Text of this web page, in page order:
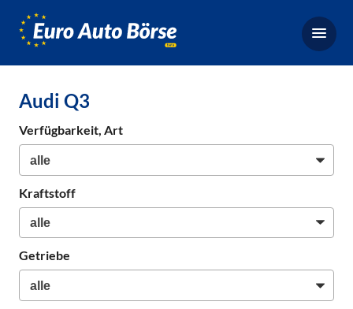
Börse,
Neuwagen
Audi Q3
Verfügbarkeit, Art
Kraftstoff
Getriebe